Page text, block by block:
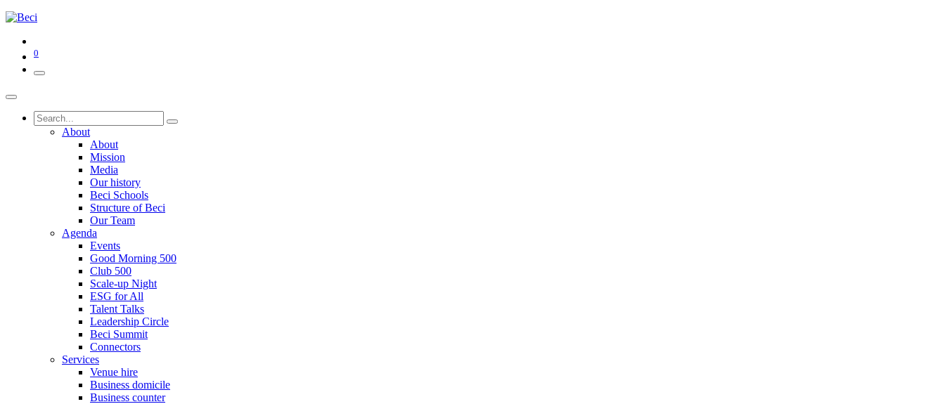
0
About
About
Mission
Media
Our history
Beci Schools
Structure of Beci
Our Team
Agenda
Events
Good Morning 500
Club 500
Scale-up Night
ESG for All
Talent Talks
Leadership Circle
Beci Summit
Connectors
Services
Venue hire
Business domicile
Business counter